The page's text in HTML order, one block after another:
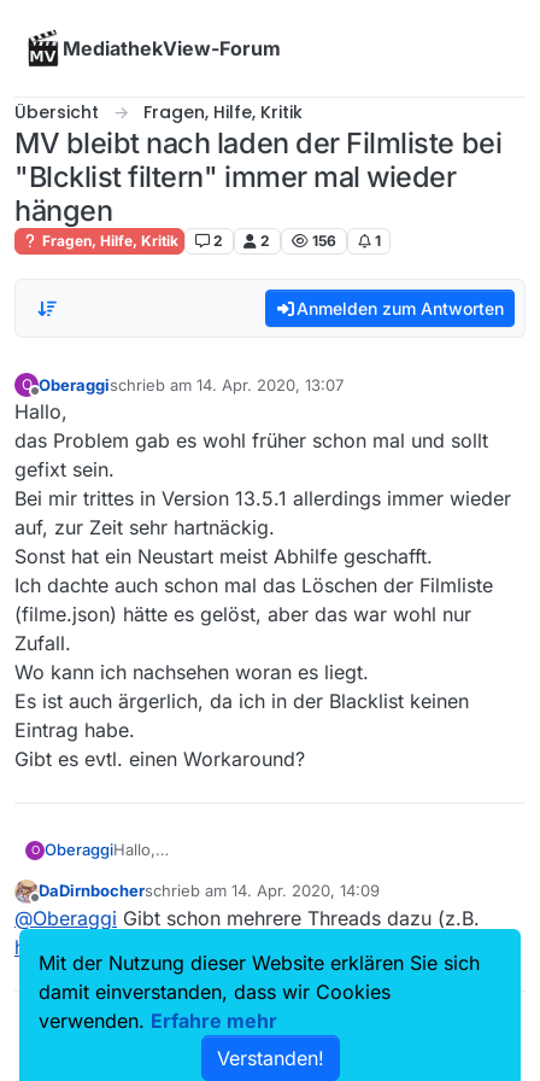
MediathekView-Forum
Übersicht Fragen, Hilfe, Kritik
MV bleibt nach laden der Filmliste bei
"Blcklist filtern" immer mal wieder
hängen
Fragen, Hilfe, Kritik 2 2 156 1
Anmelden zum Antworten
O
Offline
Oberaggischrieb am 14. Apr. 2020, 13:07
zuletzt editiert von
Hallo,
das Problem gab es wohl früher schon mal und sollt
gefixt sein.
Bei mir trittes in Version 13.5.1 allerdings immer wieder
auf, zur Zeit sehr hartnäckig.
Sonst hat ein Neustart meist Abhilfe geschafft.
Ich dachte auch schon mal das Löschen der Filmliste
(filme.json) hätte es gelöst, aber das war wohl nur
Zufall.
Wo kann ich nachsehen woran es liegt.
Es ist auch ärgerlich, da ich in der Blacklist keinen
Eintrag habe.
Gibt es evtl. einen Workaround?
O OberaggiHallo,
gefixt sein.
Bei mir trittes in Version 13.5.1 allerdings immer
Sonst hat ein Neustart meist Abhilfe geschafft.
Ich dachte auch schon mal das Löschen der Filmliste
(filme.json) hätte es gelöst, aber das war wohl nur
Zufall.
Wo kann ich nachsehen woran es liegt.
Offline
DaDirnbocherschrieb am 14. Apr. 2020, 14:09
zuletzt editiert von
@Oberaggi Gibt schon mehrere Threads dazu (z.B.
hier
Mit der Nutzung dieser Website erklären Sie sich
damit einverstanden, dass wir Cookies
verwenden. Erfahre mehr
Verstanden!